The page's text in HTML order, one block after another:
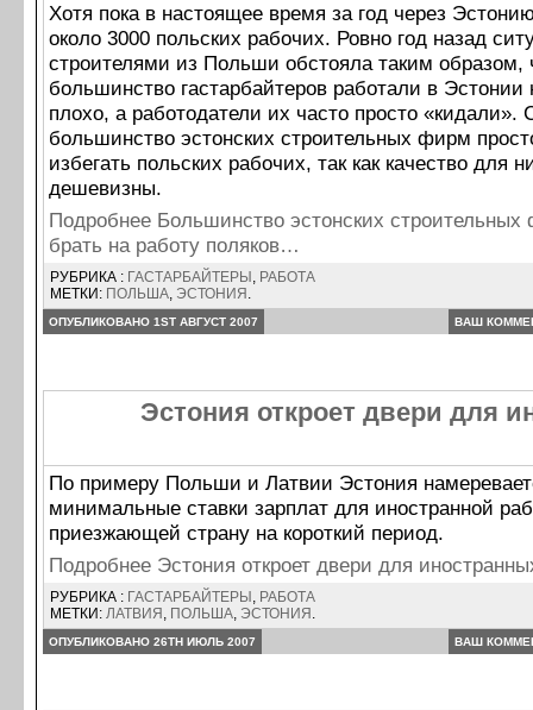
Хотя пока в настоящее время за год через
около 3000 польских рабочих. Ровно год назад
строителями из Польши обстояла таким образом,
большинство гастарбайтеров работали в Эстонии
плохо, а работодатели их часто просто «кидали».
большинство эстонских строительных фирм
избегать польских рабочих, так как качество для
дешевизны.
Подробнее Большинство эстонских строительных
брать на работу поляков…
РУБРИКА : ГАСТАРБАЙТЕРЫ , РАБОТА
МЕТКИ: ПОЛЬША, ЭСТОНИЯ .
ОПУБЛИКОВАНО 1ST АВГУСТ 2007 ВАШ
Эстония откроет двери для
По примеру Польши и Латвии Эстония
минимальные ставки зарплат для иностранной
приезжающей страну на короткий период.
Подробнее Эстония откроет двери для
РУБРИКА : ГАСТАРБАЙТЕРЫ , РАБОТА
МЕТКИ: ЛАТВИЯ , ПОЛЬША, ЭСТОНИЯ .
ОПУБЛИКОВАНО 26TH ИЮЛЬ 2007 ВАШ